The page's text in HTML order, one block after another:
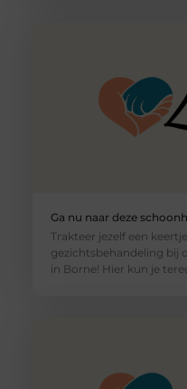
Ga nu naar deze
Trakteer jezelf een
gezichtsbehandeling bij
in Borne! Hier kun je